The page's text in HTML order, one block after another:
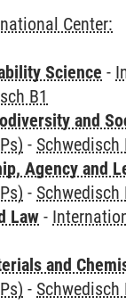
Center:
Science -
B1
and
- Schwedisch
Agency and
- Schwedisch
Law -
and
- Schwedisch